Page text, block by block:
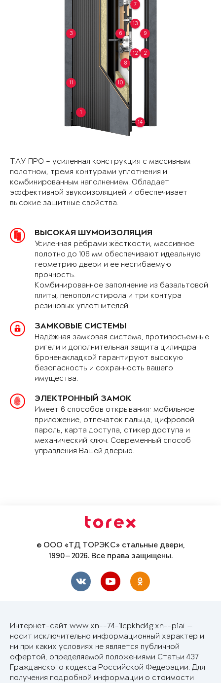
1
2
3 6
7
8
9
10
11
12
13
14
ТАУ ПРО – усиленная конструкция с массивным
полотном, тремя контурами уплотнения и
комбинированным наполнением. Обладает
эффективной звукоизоляцией и обеспечивает
высокие защитные свойства.
ВЫСОКАЯ ШУМОИЗОЛЯЦИЯ
Усиленная рёбрами жёсткости, массивное
полотно до 106 мм обеспечивают идеальную
геометрию двери и ее несгибаемую
прочность.
Комбинированное заполнение из базальтовой
плиты, пенополистирола и три контура
резиновых уплотнителей.
ЗАМКОВЫЕ СИСТЕМЫ
Надёжная замковая система, противосъемные
ригели и дополнительная защита цилиндра
броненакладкой гарантируют высокую
безопасность и сохранность вашего
имущества.
ЭЛЕКТРОННЫЙ ЗАМОК
Имеет 6 способов открывания: мобильное
приложение, отпечаток пальца, цифровой
пароль, карта доступа, стикер доступа и
механический ключ. Современный способ
управления Вашей дверью.
© ООО «ТД ТОРЭКС» стальные двери,
1990—2026. Все права защищены.
Интернет-сайт www.xn--74-1lcpkhd4g.xn--p1ai —
носит исключительно информационный характер и
ни при каких условиях не является публичной
офертой, определяемой положениями Статьи 437
Гражданского кодекса Российской Федерации. Для
получения подробной информации о стоимости